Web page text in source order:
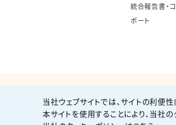
統合報告書・
ポート
個人情報保護方針 サイト利用規約
当社ウェブサイトでは、サイトの利便
本サイトを使用することにより、当社